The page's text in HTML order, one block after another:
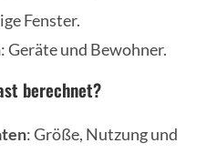
Fenster.
: Geräte und Bewohner.
berechnet?
: Größe, Nutzung und